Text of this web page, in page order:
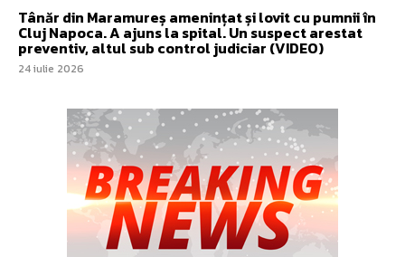
Tânăr din Maramureș amenințat și lovit cu pumnii în
Cluj Napoca. A ajuns la spital. Un suspect arestat
preventiv, altul sub control judiciar (VIDEO)
24 iulie 2026